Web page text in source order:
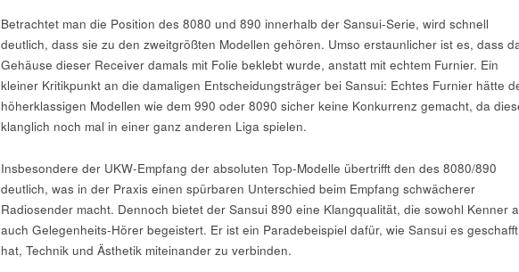
Betrachtet man die Position des 8080 und 890 innerhalb der Sansui-Serie, wird schnell
deutlich, dass sie zu den zweitgrößten Modellen gehören. Umso erstaunlicher ist es, dass
Gehäuse dieser Receiver damals mit Folie beklebt wurde, anstatt mit echtem Furnier. Ein
kleiner Kritikpunkt an die damaligen Entscheidungsträger bei Sansui: Echtes Furnier hätte
höherklassigen Modellen wie dem 990 oder 8090 sicher keine Konkurrenz gemacht, da
klanglich noch mal in einer ganz anderen Liga spielen.
Insbesondere der UKW-Empfang der absoluten Top-Modelle übertrifft den des 8080/890
deutlich, was in der Praxis einen spürbaren Unterschied beim Empfang schwächerer
Radiosender macht. Dennoch bietet der Sansui 890 eine Klangqualität, die sowohl Kenner
auch Gelegenheits-Hörer begeistert. Er ist ein Paradebeispiel dafür, wie Sansui es geschafft
hat, Technik und Ästhetik miteinander zu verbinden.